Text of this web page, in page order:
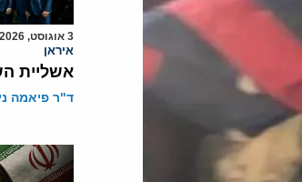
3 אוגוסט, 2026
איראן
אשליית
ד"ר פיאמה